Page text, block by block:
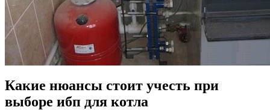
Какие нюансы стоит учесть при
выборе ибп для котла